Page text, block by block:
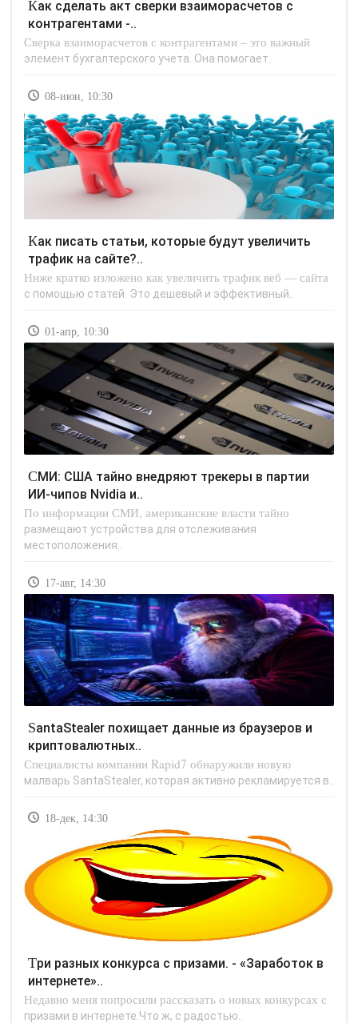
Как сделать акт сверки взаиморасчетов с
контрагентами -..
Сверка взаиморасчетов с контрагентами – это важный
элемент бухгалтерского учета. Она помогает..
08-июн, 10:30
Как писать статьи, которые будут увеличить
трафик на сайте?..
Ниже кратко изложено как увеличить трафик веб — сайта
с помощью статей. Это дешевый и эффективный..
01-апр, 10:30
СМИ: США тайно внедряют трекеры в партии
ИИ-чипов Nvidia и..
По информации СМИ, американские власти тайно
размещают устройства для отслеживания
местоположения..
17-авг, 14:30
SantaStealer похищает данные из браузеров и
криптовалютных..
Специалисты компании Rapid7 обнаружили новую
малварь SantaStealer, которая активно рекламируется в..
18-дек, 14:30
Три разных конкурса с призами. - «Заработок в
интернете»..
Недавно меня попросили рассказать о новых конкурсах с
призами в интернете.Что ж, с радостью..